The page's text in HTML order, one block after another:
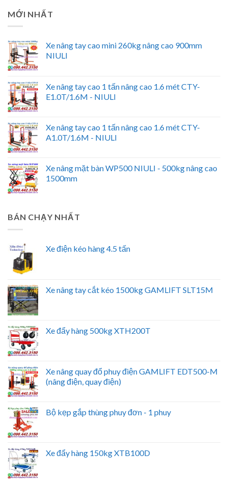
MỚI NHẤT
Xe nâng tay cao mini 260kg nâng cao 900mm
NIULI
Xe nâng tay cao 1 tấn nâng cao 1.6 mét CTY-
E1.0T/1.6M - NIULI
Xe nâng tay cao 1 tấn nâng cao 1.6 mét CTY-
A1.0T/1.6M - NIULI
Xe nâng mặt bàn WP500 NIULI - 500kg nâng cao
1500mm
BÁN CHẠY NHẤT
Xe điện kéo hàng 4.5 tấn
Xe nâng tay cắt kéo 1500kg GAMLIFT SLT15M
Xe đẩy hàng 500kg XTH200T
Xe nâng quay đổ phuy điện GAMLIFT EDT500-M
(nâng điện, quay điện)
Bộ kẹp gắp thùng phuy đơn - 1 phuy
Xe đẩy hàng 150kg XTB100D